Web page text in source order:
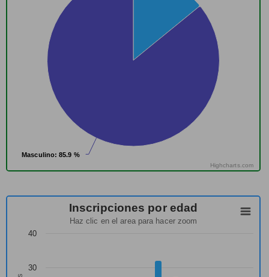
Masculino: 85.9 %
Masculino: 85.9 %
Highcharts.com
Inscripciones por edad
Haz clic en el area para hacer zoom
30
40